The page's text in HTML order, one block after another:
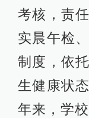
考核，责
实晨午检
制度，依
生健康状
年来，学